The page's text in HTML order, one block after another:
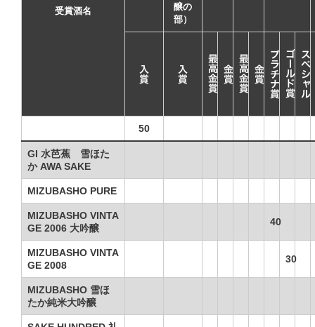
受賞酒名
醸の
部）
50
GI 水芭蕉 雪ほた
か AWA SAKE
MIZUBASHO PURE
MIZUBASHO VINTA
GE 2006 大吟醸
40
MIZUBASHO VINTA
GE 2008
30
MIZUBASHO 雪ほ
たか純米大吟醸